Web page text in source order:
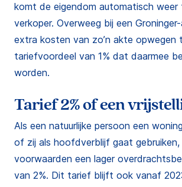
komt de eigendom automatisch weer
verkoper. Overweeg bij een
extra kosten van zo’n akte opwegen
tariefvoordeel van 1% dat daarmee
worden.
Tarief 2% of een
Als een natuurlijke persoon een
of zij als hoofdverblijf gaat
voorwaarden een lager
van 2%. Dit tarief blijft ook vanaf